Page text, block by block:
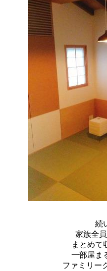
続
家族全
まとめて
一部屋ま
ファミリー